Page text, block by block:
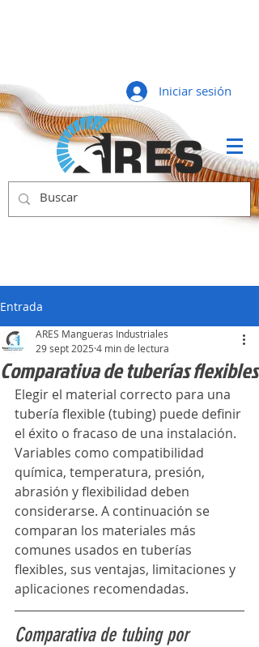
Iniciar sesión
Entrada
Comparativa de tuberías flexibles
ARES Mangueras Industriales
29 sept 2025 4 min de lectura
Elegir el material correcto para una
tubería flexible (tubing) puede definir
el éxito o fracaso de una instalación.
Variables como compatibilidad
química, temperatura, presión,
abrasión y flexibilidad deben
considerarse. A continuación se
comparan los materiales más
comunes usados en tuberías
flexibles, sus ventajas, limitaciones y
aplicaciones recomendadas.
Comparativa de tubing por